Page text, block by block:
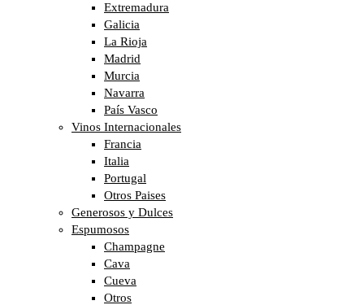
Extremadura
Galicia
La Rioja
Madrid
Murcia
Navarra
País Vasco
Vinos Internacionales
Francia
Italia
Portugal
Otros Paises
Generosos y Dulces
Espumosos
Champagne
Cava
Cueva
Otros